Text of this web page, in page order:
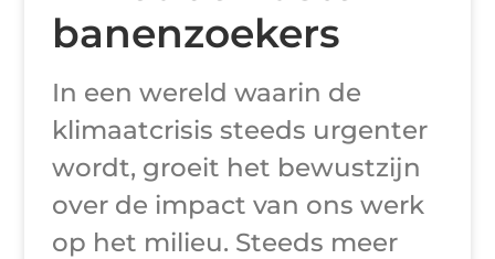
banenzoekers
In een wereld waarin de
klimaatcrisis steeds urgenter
wordt, groeit het bewustzijn
over de impact van ons werk
op het milieu. Steeds meer